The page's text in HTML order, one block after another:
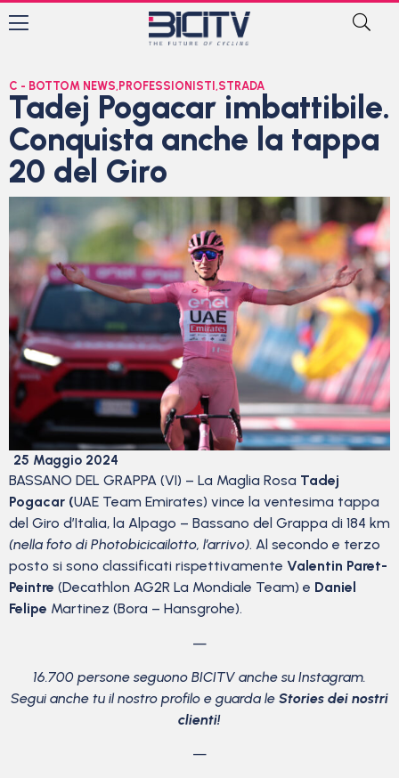
C - BOTTOM NEWS, PROFESSIONISTI ,STRADA
Tadej Pogacar imbattibile.
Conquista anche la tappa
20 del Giro
25 Maggio 2024
BASSANO DEL GRAPPA (VI) – La Maglia Rosa Tadej
Pogacar (UAE Team Emirates) vince la ventesima tappa
del Giro d’Italia, la Alpago – Bassano del Grappa di 184 km
(nella foto di Photobicicailotto, l’arrivo). Al secondo e terzo
posto si sono classificati rispettivamente Valentin Paret-
Peintre (Decathlon AG2R La Mondiale Team) e Daniel
Felipe Martinez (Bora – Hansgrohe).
—
16.700 persone seguono BICITV anche su Instagram.
Segui anche tu il nostro profilo e guarda le Stories dei nostri
clienti!
—